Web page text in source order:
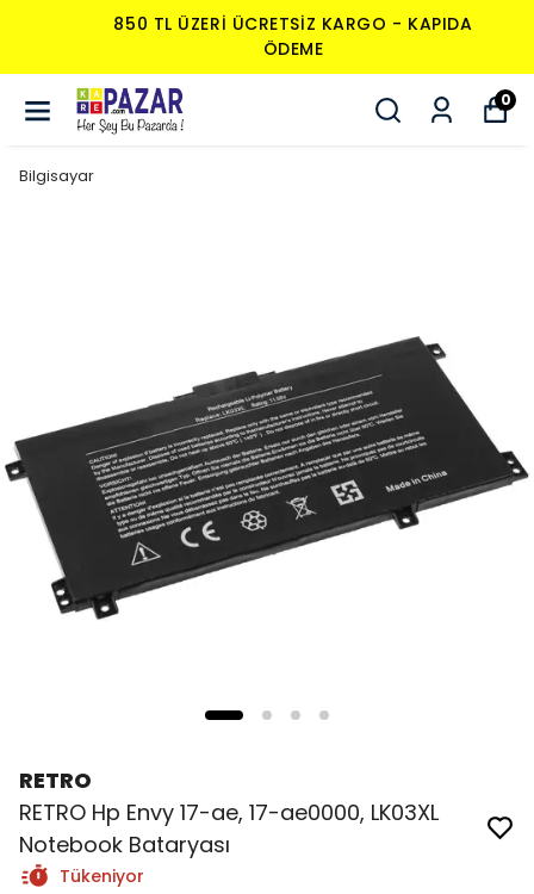
850 TL ÜZERI ÜCRETSIZ KARGO - KAPIDA
ÖDEME
0
Bilgisayar
RETRO
RETRO Hp Envy 17-ae, 17-ae0000, LK03XL
Notebook Bataryası
Tükeniyor